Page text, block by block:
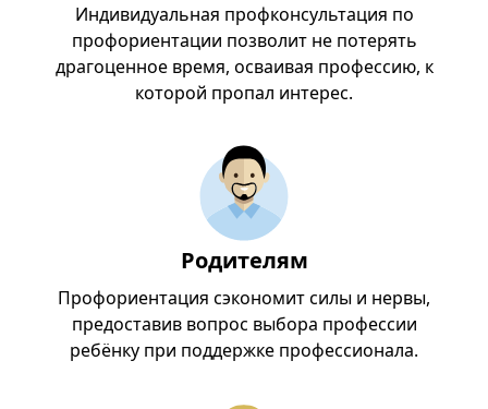
Индивидуальная профконсультация по
профориентации позволит не потерять
драгоценное время, осваивая профессию, к
которой пропал интерес.
Родителям
Профориентация сэкономит силы и нервы,
предоставив вопрос выбора профессии
ребёнку при поддержке профессионала.